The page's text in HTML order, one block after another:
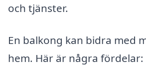
och tjänster.
En balkong kan bidra med
hem. Här är några fördelar: